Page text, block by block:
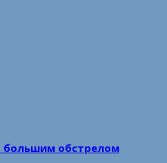
большим обстрелом